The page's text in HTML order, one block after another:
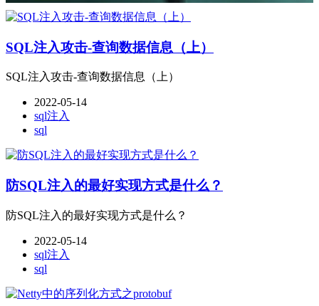
SQL注入攻击-查询数据信息（上）
SQL注入攻击-查询数据信息（上）
2022-05-14
sql注入
sql
防SQL注入的最好实现方式是什么？
防SQL注入的最好实现方式是什么？
2022-05-14
sql注入
sql